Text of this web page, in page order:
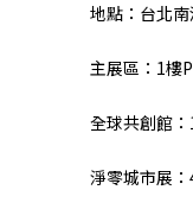
地點：台北
主展區： 1樓P
全球共創館：
淨零城市展：